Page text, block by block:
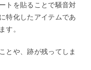
トを貼ることで騒音対
特化したアイテムであ
す。
とや、跡が残ってしま